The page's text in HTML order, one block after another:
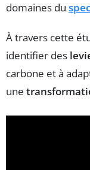
domaines du
À travers cette
identifier des
carbone et à
une